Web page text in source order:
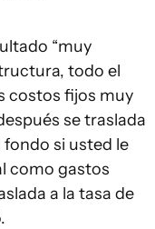
“muy
todo el
costos fijos muy
se traslada
fondo si usted le
como gastos
a la tasa de